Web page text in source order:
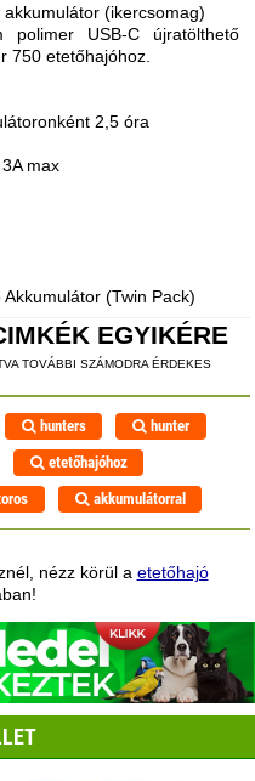
(ikercsomag)
USB-C újratölthető
750 etetőhajóhoz.
2,5 óra
max
(Twin Pack)
EGYIKÉRE
TOVÁBBI SZÁMODRA ÉRDEKES
hunters
hunter
etetőhajóhoz
akkumulátorral
nézz körül a etetőhajó